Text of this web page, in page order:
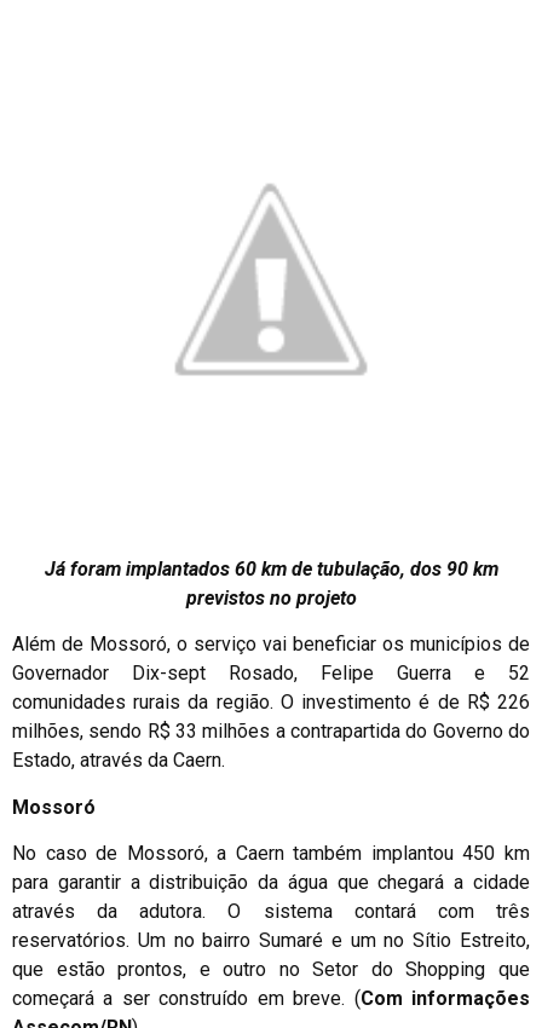
Já foram implantados 60 km de tubulação, dos 90 km
previstos no projeto
Além de Mossoró, o serviço vai beneficiar os municípios de
Governador Dix-sept Rosado, Felipe Guerra e 52
comunidades rurais da região. O investimento é de R$ 226
milhões, sendo R$ 33 milhões a contrapartida do Governo do
Estado, através da Caern.
Mossoró
No caso de Mossoró, a Caern também implantou 450 km
para garantir a distribuição da água que chegará a cidade
através da adutora. O sistema contará com três
reservatórios. Um no bairro Sumaré e um no Sítio Estreito,
que estão prontos, e outro no Setor do Shopping que
começará a ser construído em breve. (Com informações